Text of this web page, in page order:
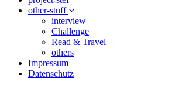
other-stuff
interview
Challenge
Read & Travel
others
Impressum
Datenschutz